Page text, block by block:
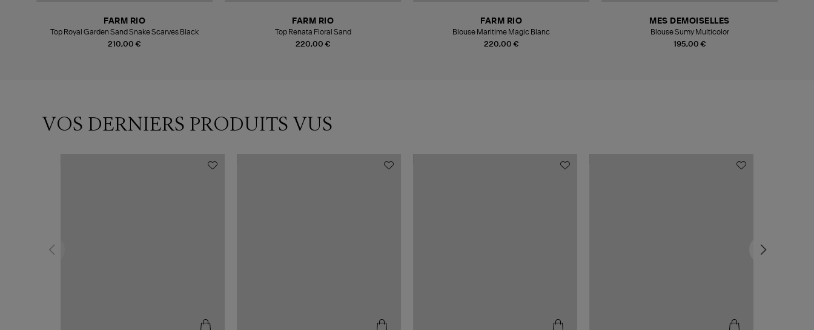
210,00 €
FARM RIO
Top Royal Garden Sand Snake Scarves Black
220,00 €
FARM RIO
Top Renata Floral Sand
220,00 €
FARM RIO
Blouse Maritime Magic Blanc
195,00 €
MES DEMOISELLES
Blouse Sumy Multicolor
VOS DERNIERS PRODUITS VUS